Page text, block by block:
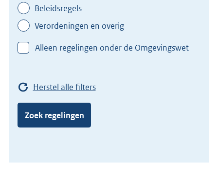
Beleidsregels
Verordeningen en overig
Alleen regelingen onder de Omgevingswet
Herstel alle filters
Zoek regelingen